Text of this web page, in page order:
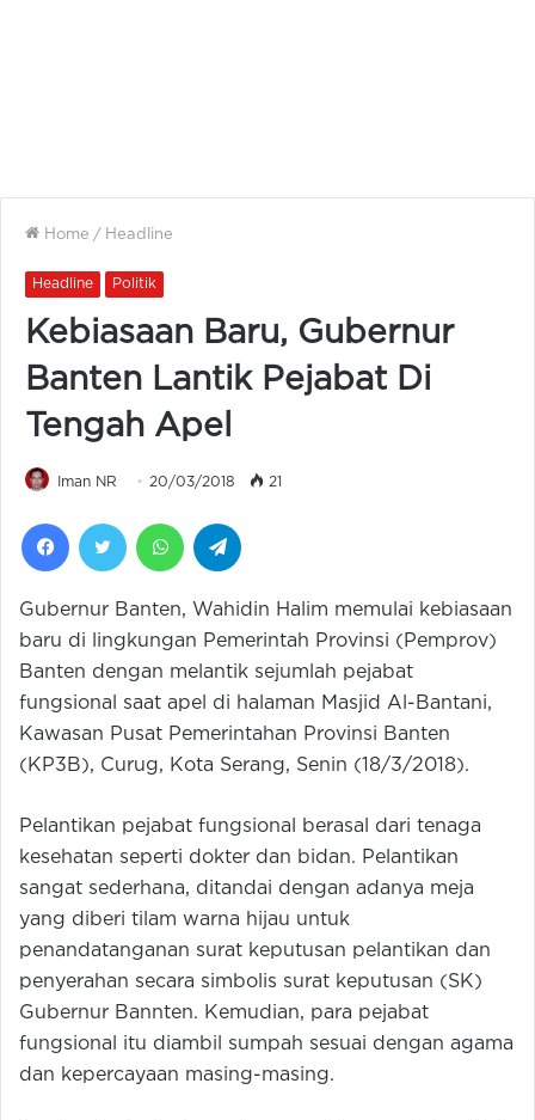
Home / Headline
Headline Politik
Kebiasaan Baru, Gubernur
Banten Lantik Pejabat Di
Tengah Apel
Iman NR 20/03/2018 21
FacebookTwitter WhatsApp
Gubernur Banten, Wahidin Halim memulai kebiasaan
baru di lingkungan Pemerintah Provinsi (Pemprov)
Banten dengan melantik sejumlah pejabat
fungsional saat apel di halaman Masjid Al-Bantani,
Kawasan Pusat Pemerintahan Provinsi Banten
(KP3B), Curug, Kota Serang, Senin (18/3/2018).
Pelantikan pejabat fungsional berasal dari tenaga
kesehatan seperti dokter dan bidan. Pelantikan
sangat sederhana, ditandai dengan adanya meja
yang diberi tilam warna hijau untuk
penandatanganan surat keputusan pelantikan dan
penyerahan secara simbolis surat keputusan (SK)
Gubernur Bannten. Kemudian, para pejabat
fungsional itu diambil sumpah sesuai dengan agama
dan kepercayaan masing-masing.